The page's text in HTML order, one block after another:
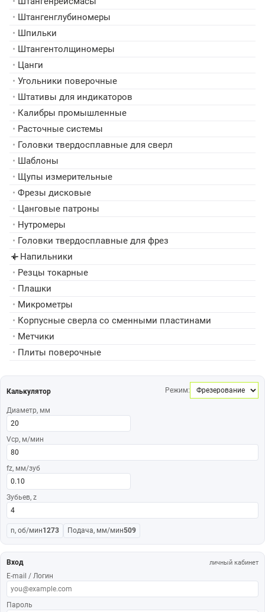
• Штангенглубиномеры
• Шпильки
• Штангентолщиномеры
• Цанги
• Угольники поверочные
• Штативы для индикаторов
• Калибры промышленные
• Расточные системы
• Головки твердосплавные для сверл
• Шаблоны
• Щупы измерительные
• Фрезы дисковые
• Цанговые патроны
• Нутромеры
• Головки твердосплавные для фрез
▸ Напильники
• Резцы токарные
• Плашки
• Микрометры
• Корпусные сверла со сменными пластинами
• Метчики
• Плиты поверочные
Калькулятор Режим:
Диаметр, мм
Vср, м/мин
fz, мм/зуб
Зубьев, z
n, об/мин1273 Подача, мм/мин509
Вход личный кабинет
E-mail / Логин
Пароль